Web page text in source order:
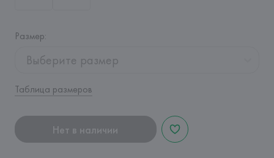
Размер:
Выберите размер
Таблица размеров
Нет в наличии